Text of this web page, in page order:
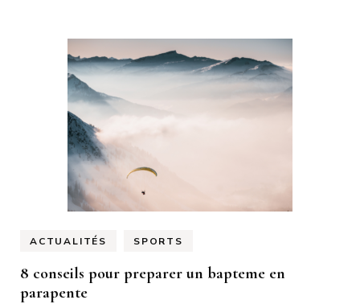
ACTUALITÉS SPORTS
8 conseils pour preparer un bapteme en
parapente